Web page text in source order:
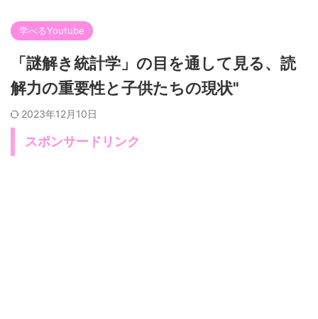
学べるYoutube
「謎解き統計学」の目を通して見る、読
解力の重要性と子供たちの現状"
2023年12月10日
スポンサードリンク